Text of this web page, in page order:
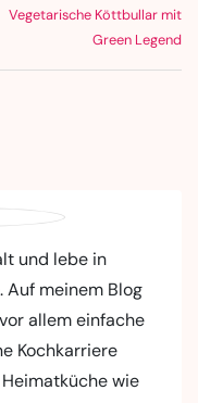
Vegetarische Köttbullar mit
Green Legend
und lebe in
Auf meinem Blog
allem einfache
Kochkarriere
wie